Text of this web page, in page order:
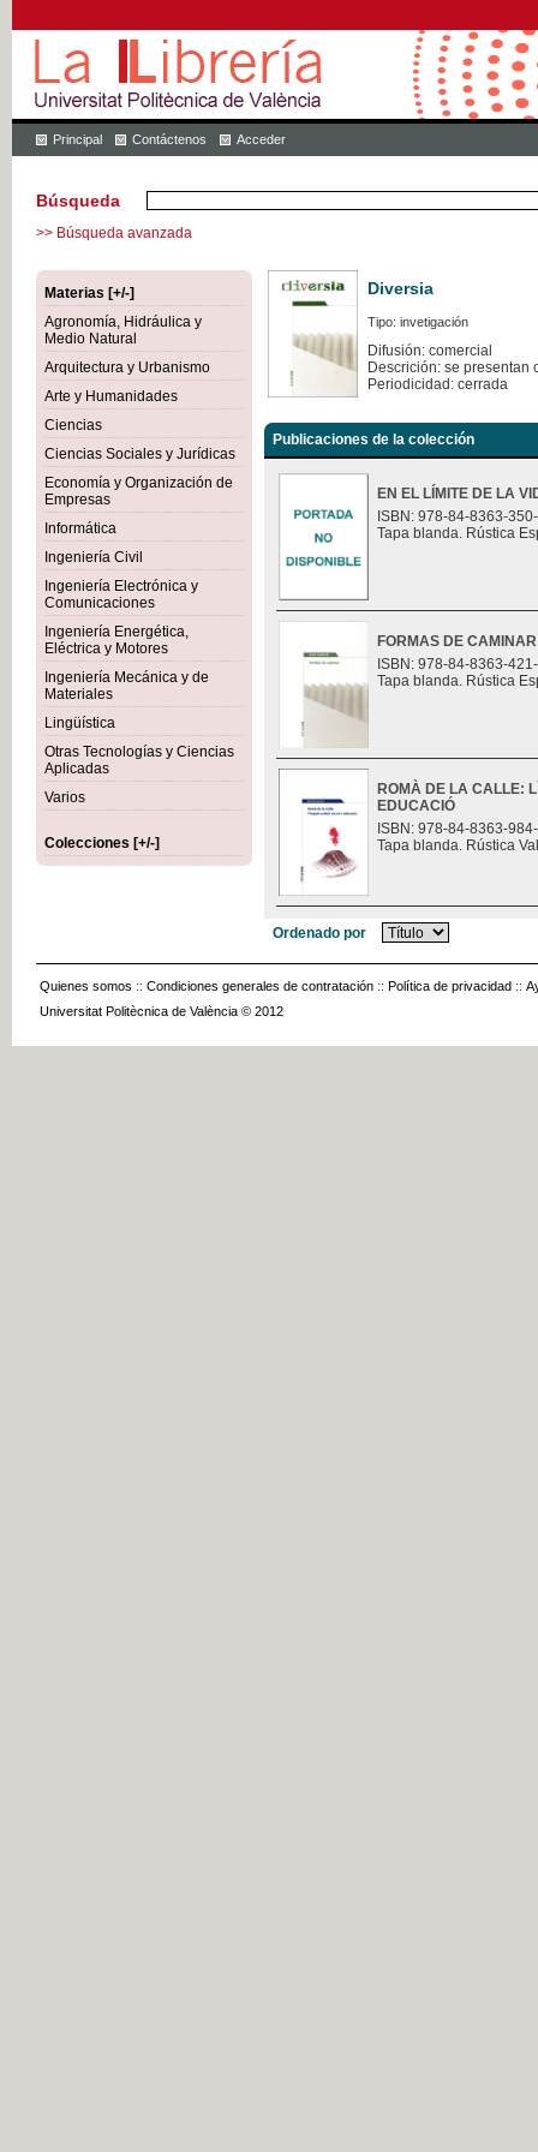
Principal Contáctenos Acceder
Búsqueda
>> Búsqueda avanzada
Materias [+/-]
Agronomía, Hidráulica y
Medio Natural
Arquitectura y Urbanismo
Arte y Humanidades
Ciencias
Ciencias Sociales y Jurídicas
Economía y Organización de
Empresas
Informática
Ingeniería Civil
Ingeniería Electrónica y
Comunicaciones
Ingeniería Energética,
Eléctrica y Motores
Ingeniería Mecánica y de
Materiales
Lingüística
Otras Tecnologías y Ciencias
Aplicadas
Varios
Colecciones [+/-]
Diversia
Tipo: invetigación
Difusión: comercial
Descrición: se presentan
Periodicidad: cerrada
Publicaciones de la colección
EN EL LÍMITE DE LA
ISBN: 978-84-8363-
Tapa blanda. Rústica
FORMAS DE CAMINAR
ISBN: 978-84-8363-
Tapa blanda. Rústica
ROMÀ DE LA CALLE:
EDUCACIÓ
ISBN: 978-84-8363-
Tapa blanda. Rústica
Ordenado por
Quienes somos :: Condiciones generales de contratación :: Política de privacidad ::
Universitat Politècnica de València © 2012